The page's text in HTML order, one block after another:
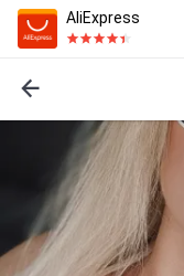
AliExpress